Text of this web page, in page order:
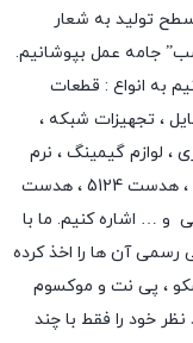
تولید به شعار
جامه عمل بپوشانیم.
به انواع : قطعات
، تجهیزات شبکه ،
، لوازم گیمینگ ، نرم
، هدست 5124 ، هدست
و … اشاره کنیم. ما با
رسمی آن ها را اخذ کرده
، پی نت و موکسوم
خود را فقط با چند